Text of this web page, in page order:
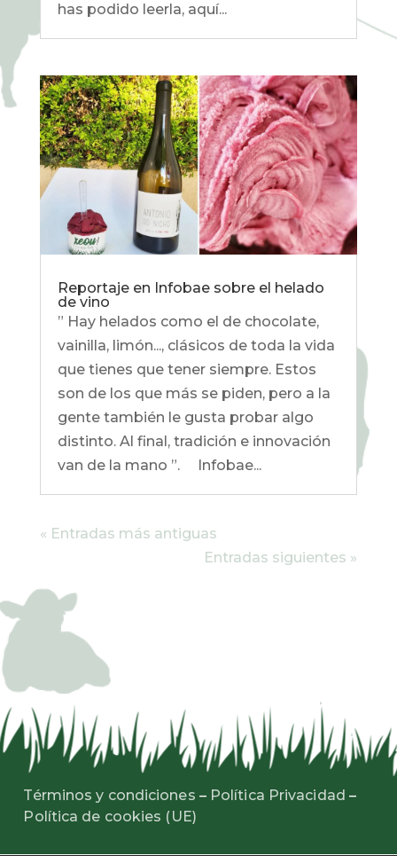
has podido leerla, aquí...
Reportaje en Infobae sobre el helado
de vino
” Hay helados como el de chocolate,
vainilla, limón..., clásicos de toda la vida
que tienes que tener siempre. Estos
son de los que más se piden, pero a la
gente también le gusta probar algo
distinto. Al final, tradición e innovación
van de la mano ”. Infobae...
« Entradas más antiguas
Entradas siguientes »
Términos y condiciones – Política Privacidad –
Política de cookies (UE)